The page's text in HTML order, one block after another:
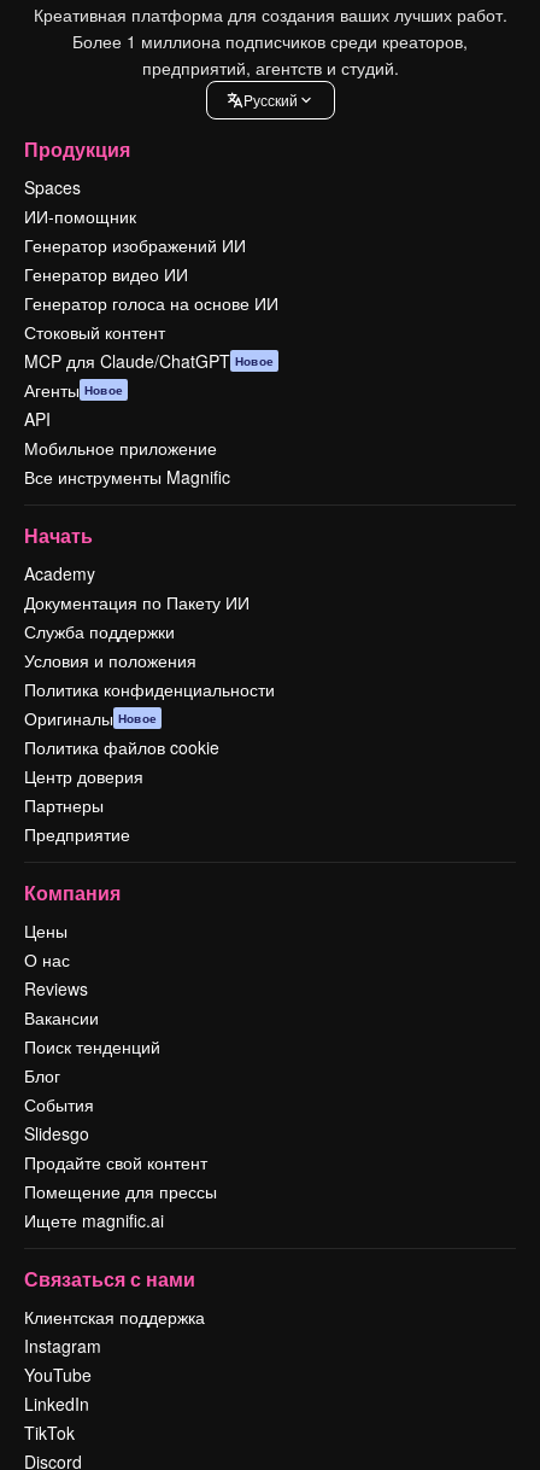
Креативная платформа для создания ваших лучших работ.
Более 1 миллиона подписчиков среди креаторов,
предприятий, агентств и студий.
Pусский
Продукция
Spaces
ИИ-помощник
Генератор изображений ИИ
Генератор видео ИИ
Генератор голоса на основе ИИ
Стоковый контент
MCP для Claude/ChatGPT Новое
Агенты Новое
API
Мобильное приложение
Все инструменты Magnific
Начать
Academy
Документация по Пакету ИИ
Служба поддержки
Условия и положения
Политика конфиденциальности
Оригиналы Новое
Политика файлов cookie
Центр доверия
Партнеры
Предприятие
Компания
Цены
О нас
Reviews
Вакансии
Поиск тенденций
Блог
События
Slidesgo
Продайте свой контент
Помещение для прессы
Ищете magnific.ai
Связаться с нами
Клиентская поддержка
Instagram
YouTube
LinkedIn
TikTok
Discord